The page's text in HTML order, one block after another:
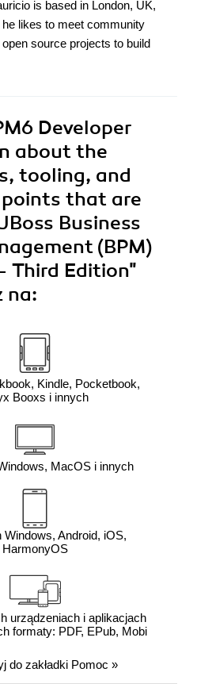
is based in London, UK,
likes to meet community
source projects to build
Developer
about the
tooling, and
that are
Business
(BPM)
Third Edition"
na:
Kindle, Pocketbook,
Booxs i innych
MacOS i innych
Android, iOS,
HarmonyOS
urządzeniach i aplikacjach
formaty: PDF, EPub, Mobi
do zakładki Pomoc »